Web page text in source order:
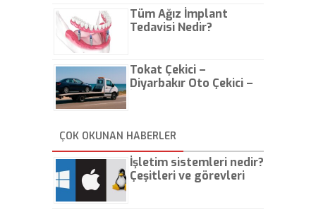
Tüm Ağız İmplant
Tedavisi Nedir?
Tokat Çekici –
Diyarbakır Oto Çekici –
ÇOK OKUNAN HABERLER
İşletim sistemleri nedir?
Çeşitleri ve görevleri